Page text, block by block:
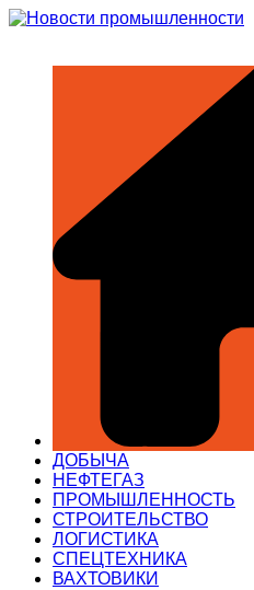
Перейти
ДОБЫЧА
НЕФТЕГАЗ
ПРОМЫШЛЕННОСТЬ
СТРОИТЕЛЬСТВО
ЛОГИСТИКА
СПЕЦТЕХНИКА
ВАХТОВИКИ